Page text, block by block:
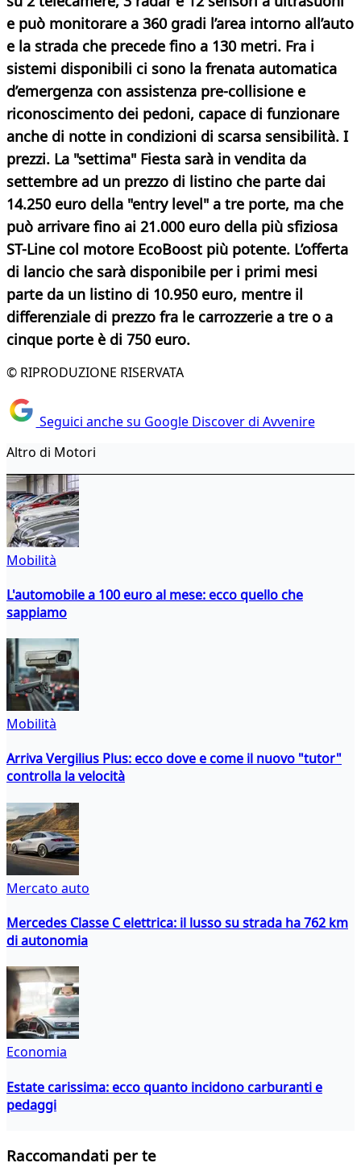
e può monitorare a 360 gradi l’area intorno all’auto
e la strada che precede fino a 130 metri. Fra i
sistemi disponibili ci sono la frenata automatica
d’emergenza con assistenza pre-collisione e
riconoscimento dei pedoni, capace di funzionare
anche di notte in condizioni di scarsa sensibilità. I
prezzi. La "settima" Fiesta sarà in vendita da
settembre ad un prezzo di listino che parte dai
14.250 euro della "entry level" a tre porte, ma che
può arrivare fino ai 21.000 euro della più sfiziosa
ST-Line col motore EcoBoost più potente. L’offerta
di lancio che sarà disponibile per i primi mesi
parte da un listino di 10.950 euro, mentre il
differenziale di prezzo fra le carrozzerie a tre o a
cinque porte è di 750 euro.
© RIPRODUZIONE RISERVATA
Seguici anche su Google Discover di Avvenire
Altro di Motori
Mobilità
L'automobile a 100 euro al mese: ecco quello che
sappiamo
Mobilità
Arriva Vergilius Plus: ecco dove e come il nuovo "tutor"
controlla la velocità
Mercato auto
Mercedes Classe C elettrica: il lusso su strada ha 762 km
di autonomia
Economia
Estate carissima: ecco quanto incidono carburanti e
pedaggi
Raccomandati per te